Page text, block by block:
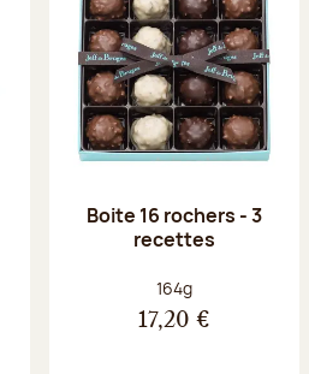
Boite 16 rochers - 3
recettes
Poids net :
164g
17,20 €